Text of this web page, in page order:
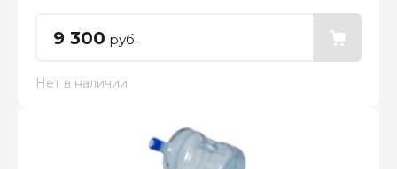
9 300 руб.
Нет в наличии